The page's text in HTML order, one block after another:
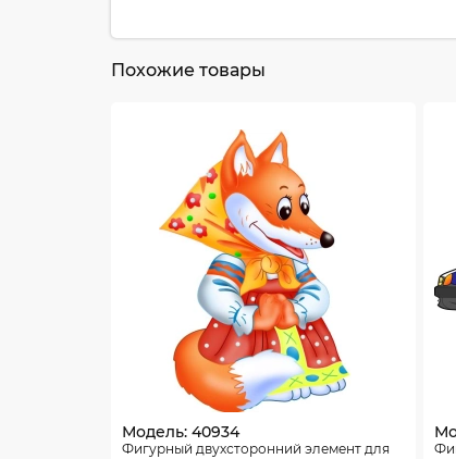
Похожие товары
Модель: 40934
Фигурный двухсторонний элемент для